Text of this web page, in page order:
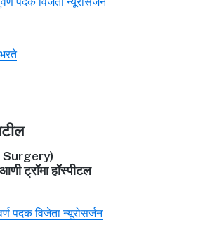
Surgery)
ट्रॉमा हॉस्पीटल
पदक विजेता न्यूरोसर्जन